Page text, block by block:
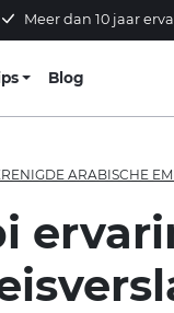
Meer dan 10 jaar
Blog
ARABISCHE